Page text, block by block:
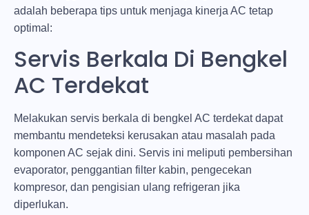
adalah beberapa tips untuk menjaga kinerja AC tetap
optimal:
Servis Berkala Di Bengkel
AC Terdekat
Melakukan servis berkala di bengkel AC terdekatdapat
membantu mendeteksi kerusakan atau masalah pada
komponen AC sejak dini. Servis ini meliputi pembersihan
evaporator, penggantian filter kabin, pengecekan
kompresor, dan pengisian ulang refrigeran jika
diperlukan.